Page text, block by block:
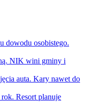
dowodu osobistego.
NIK wini gminy i
auta. Kary nawet do
Resort planuje